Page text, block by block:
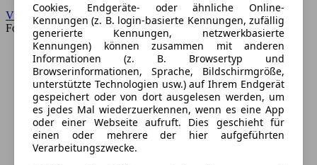
VW
Forum
Cookies, Endgeräte- oder ähnliche Online-
Kennungen (z. B. login-basierte Kennungen, zufällig
generierte Kennungen, netzwerkbasierte
Kennungen) können zusammen mit anderen
Informationen (z. B. Browsertyp und
Browserinformationen, Sprache, Bildschirmgröße,
unterstützte Technologien usw.) auf Ihrem Endgerät
gespeichert oder von dort ausgelesen werden, um
es jedes Mal wiederzuerkennen, wenn es eine App
oder einer Webseite aufruft. Dies geschieht für
einen oder mehrere der hier aufgeführten
Verarbeitungszwecke.